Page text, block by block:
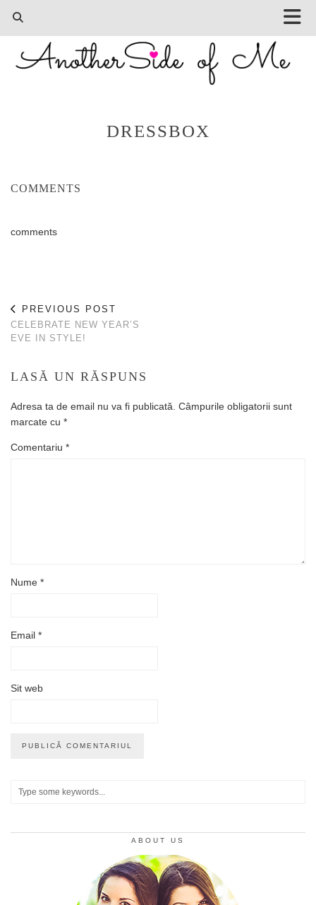
DRESSBOX
COMMENTS
comments
PREVIOUS POST
CELEBRATE NEW YEAR’S
EVE IN STYLE!
LASĂ UN RĂSPUNS
Adresa ta de email nu va fi publicată. Câmpurile obligatorii sunt
marcate cu *
Comentariu *
Nume *
Email *
Sit web
ABOUT US